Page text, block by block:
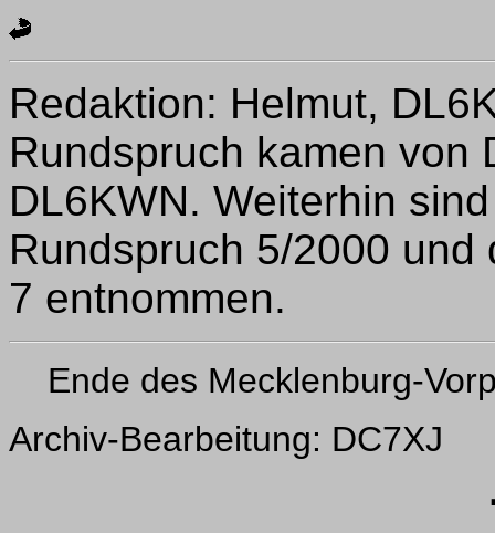
Redaktion: Helmut,
Rundspruch kamen von
DL6KWN. Weiterhin
Rundspruch 5/2000
7 entnommen.
Ende des Mecklenburg-
Archiv-Bearbeitung: DC7XJ